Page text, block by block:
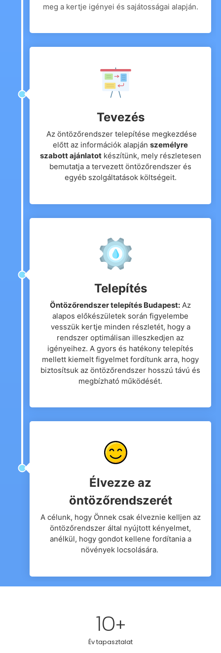
meg a kertje igényei és sajátosságai alapján.
Tevezés
Az öntözőrendszer telepítése megkezdése
előtt az információk alapján személyre
szabott ajánlatotkészítünk, mely részletesen
bemutatja a tervezett öntözőrendszer és
egyéb szolgáltatások költségeit.
Telepítés
Öntözőrendszer telepítés Budapest: Az
alapos előkészületek során figyelembe
vesszük kertje minden részletét, hogy a
rendszer optimálisan illeszkedjen az
igényeihez. A gyors és hatékony telepítés
mellett kiemelt figyelmet fordítunk arra, hogy
biztosítsuk az öntözőrendszer hosszú távú és
megbízható működését.
Élvezze az
öntözőrendszerét
A célunk, hogy Önnek csak élveznie kelljen az
öntözőrendszer által nyújtott kényelmet,
anélkül, hogy gondot kellene fordítania a
növények locsolására.
Év tapasztalat
10+